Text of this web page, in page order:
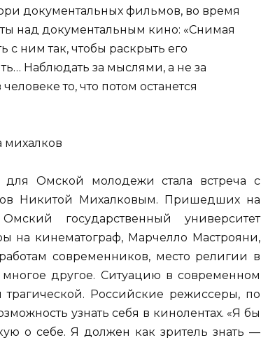
документальных фильмов, во время
над документальным кино: «Снимая
с ним так, чтобы раскрыть его
Наблюдать за мыслями, а не за
то, что потом останется
Омской молодежи стала встреча с
Никитой Михалковым. Пришедших на
государственный университет
на кинематограф, Марчелло Мастрояни,
современников, место религии в
другое. Ситуацию в современном
Российские режиссеры, по
узнать себя в кинолентах. «Я бы
о себе. Я должен как зритель знать —